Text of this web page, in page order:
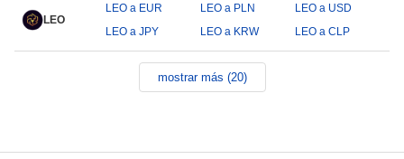
LEO
LEO a EUR LEO a PLN
LEO a USD
LEO a JPY
LEO a KRW LEO a CLP
mostrar más (20)